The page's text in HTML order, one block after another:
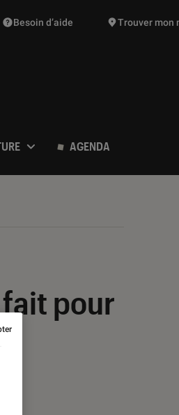
de produits vont vous être
Besoin d’aide Trouver mon
AGENDA
pour